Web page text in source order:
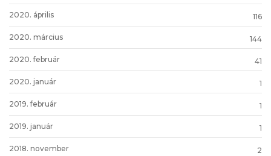
2020. április 116
2020. március 144
2020. február 41
2020. január 1
2019. február 1
2019. január 1
2018. november 2